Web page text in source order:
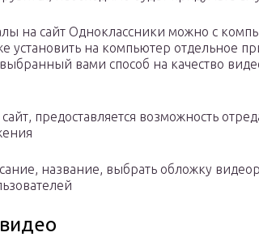
на сайт Одноклассники можно с
установить на компьютер отдельное
вами способ на качество
предоставляется возможность
название, выбрать обложку